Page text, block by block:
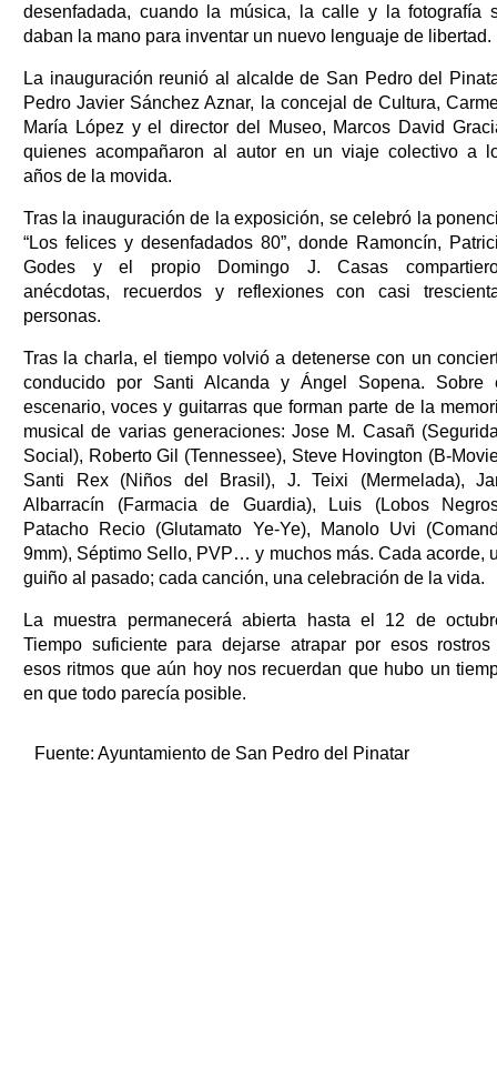
desenfadada, cuando la música, la calle y la fotografía
daban la mano para inventar un nuevo lenguaje de libertad.
La inauguración reunió al alcalde de San Pedro del
Pedro Javier Sánchez Aznar, la concejal de Cultura,
María López y el director del Museo, Marcos David
quienes acompañaron al autor en un viaje colectivo a
años de la movida.
Tras la inauguración de la exposición, se celebró la
“Los felices y desenfadados 80”, donde Ramoncín,
Godes y el propio Domingo J. Casas
anécdotas, recuerdos y reflexiones con casi
personas.
Tras la charla, el tiempo volvió a detenerse con un
conducido por Santi Alcanda y Ángel Sopena. Sobre
escenario, voces y guitarras que forman parte de la
musical de varias generaciones: Jose M. Casañ
Social), Roberto Gil (Tennessee), Steve Hovington (B-
Santi Rex (Niños del Brasil), J. Teixi (Mermelada),
Albarracín (Farmacia de Guardia), Luis (Lobos
Patacho Recio (Glutamato Ye-Ye), Manolo Uvi
9mm), Séptimo Sello, PVP… y muchos más. Cada acorde,
guiño al pasado; cada canción, una celebración de la vida.
La muestra permanecerá abierta hasta el 12 de
Tiempo suficiente para dejarse atrapar por esos
esos ritmos que aún hoy nos recuerdan que hubo un
en que todo parecía posible.
Fuente: Ayuntamiento de San Pedro del Pinatar